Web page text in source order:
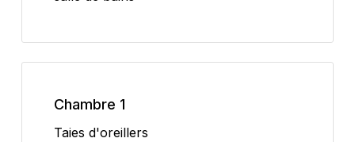
Chambre 1
Taies d'oreillers